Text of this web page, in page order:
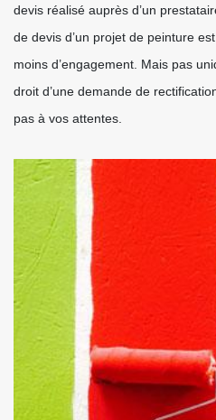
devis réalisé auprès d’un
de devis d’un projet de peinture
moins d’engagement. Mais pas
droit d’une demande de
pas à vos attentes.